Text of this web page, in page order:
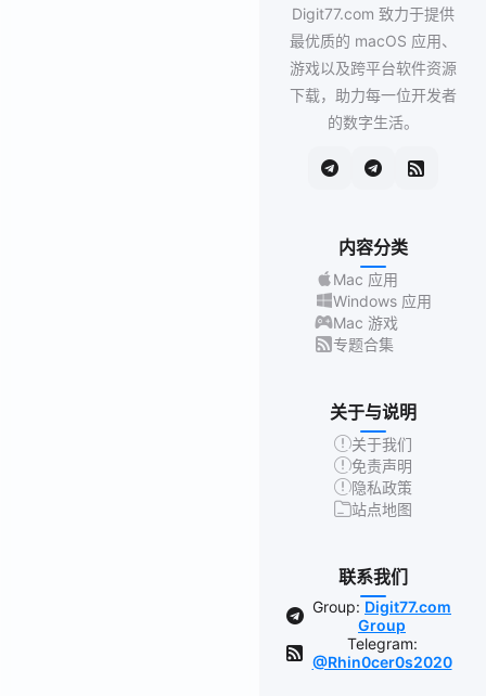
Digit77.com 致力于提供
最优质的 macOS 应用、
游戏以及跨平台软件资源
下载，助力每一位开发者
的数字生活。
内容分类
Mac 应用
Windows 应用
Mac 游戏
专题合集
关于与说明
关于我们
免责声明
隐私政策
站点地图
联系我们
Group: Digit77.com
Group
Telegram:
@Rhin0cer0s2020